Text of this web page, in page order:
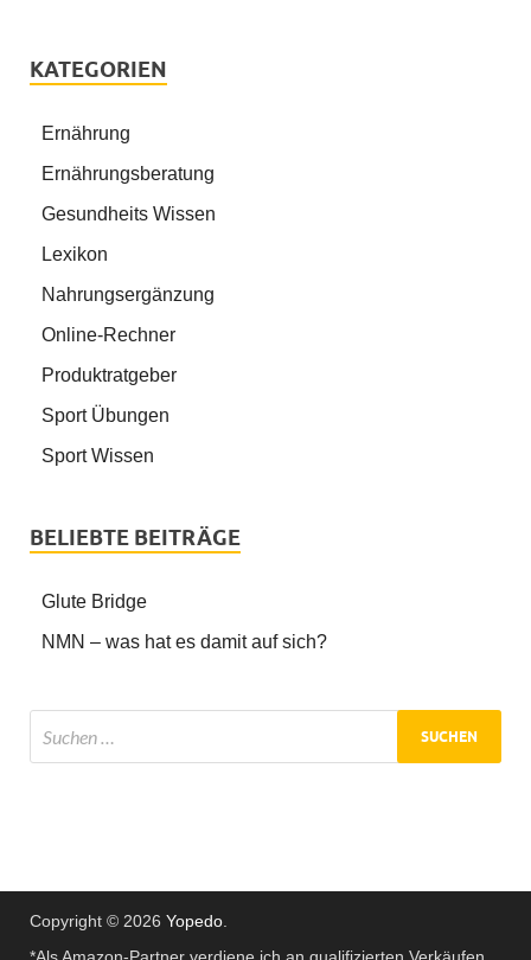
KATEGORIEN
Ernährung
Ernährungsberatung
Gesundheits Wissen
Lexikon
Nahrungsergänzung
Online-Rechner
Produktratgeber
Sport Übungen
Sport Wissen
BELIEBTE BEITRÄGE
Glute Bridge
NMN – was hat es damit auf sich?
Copyright © 2026 Yopedo.